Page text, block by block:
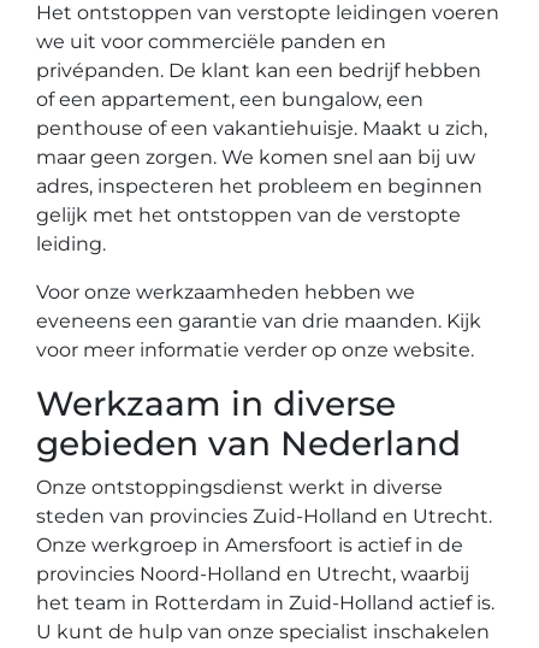
Het ontstoppen van verstopte leidingen voeren
we uit voor commerciële panden en
privépanden. De klant kan een bedrijf hebben
of een appartement, een bungalow, een
penthouse of een vakantiehuisje. Maakt u zich,
maar geen zorgen. We komen snel aan bij uw
adres, inspecteren het probleem en beginnen
gelijk met het ontstoppen van de verstopte
leiding.
Voor onze werkzaamheden hebben we
eveneens een garantie van drie maanden. Kijk
voor meer informatie verder op onze website.
Werkzaam in diverse
gebieden van Nederland
Onze ontstoppingsdienst werkt in diverse
steden van provincies Zuid-Holland en Utrecht.
Onze werkgroep in Amersfoort is actief in de
provincies Noord-Holland en Utrecht, waarbij
het team in Rotterdam in Zuid-Holland actief is.
U kunt de hulp van onze specialist inschakelen